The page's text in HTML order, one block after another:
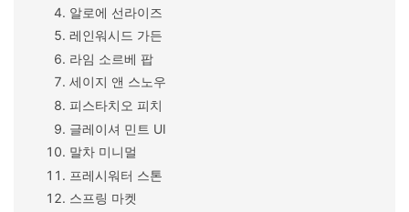
알로에 선라이즈
레인워시드 가든
라임 소르베 팝
세이지 앤 스노우
피스타치오 피치
글레이셔 민트 UI
말차 미니멀
프레시워터 스톤
스프링 마켓